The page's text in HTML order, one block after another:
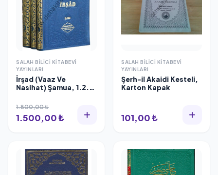
SALAH BILICI KITABEVI
YAYINLARI
İrşad (Vaaz Ve
Nasihat) Şamua, 1.2.3.
Ozak
1.800,00 ₺
1.500,00 ₺
SALAH BILICI KITABEVI
YAYINLARI
Şerh-il Akaidi Kesteli,
Karton Kapak
101,00 ₺